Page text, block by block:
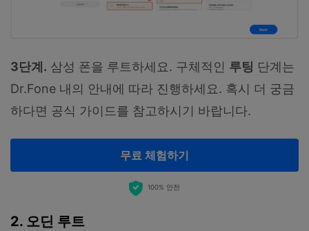
3단계. 삼성 폰을 루트하세요. 구체적인 루팅 단계는
Dr.Fone 내의 안내에 따라 진행하세요. 혹시 더 궁금
하다면 공식 가이드를 참고하시기 바랍니다.
무료 체험하기
100% 안전
2. 오딘 루트